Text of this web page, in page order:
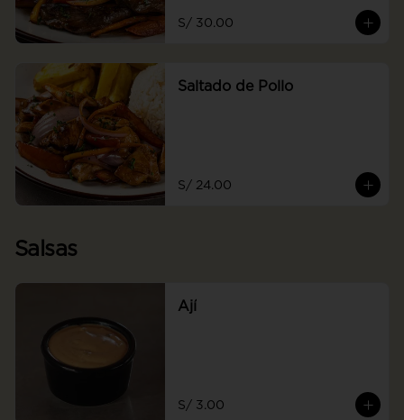
S/ 30.00
Saltado de Pollo
S/ 24.00
Salsas
Ají
S/ 3.00